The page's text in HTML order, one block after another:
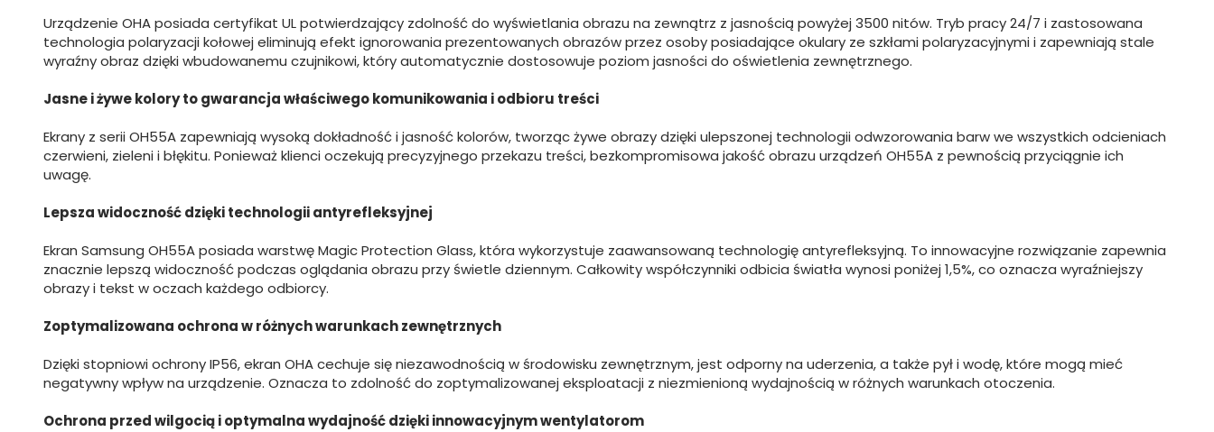
Urządzenie OHA posiada certyfikat UL potwierdzający zdolność do wyświetlania obrazu na zewnątrz z jasnością powyżej 3500 nitów. Tryb pracy 24/7 i zastosowana
technologia polaryzacji kołowej eliminują efekt ignorowania prezentowanych obrazów przez osoby posiadające okulary ze szkłami polaryzacyjnymi i zapewniają stale
wyraźny obraz dzięki wbudowanemu czujnikowi, który automatycznie dostosowuje poziom jasności do oświetlenia zewnętrznego.
Jasne i żywe kolory to gwarancja właściwego komunikowania i odbioru treści
Ekrany z serii OH55A zapewniają wysoką dokładność i jasność kolorów, tworząc żywe obrazy dzięki ulepszonej technologii odwzorowania barw we wszystkich odcieniach
czerwieni, zieleni i błękitu. Ponieważ klienci oczekują precyzyjnego przekazu treści, bezkompromisowa jakość obrazu urządzeń OH55A z pewnością przyciągnie ich
uwagę.
Lepsza widoczność dzięki technologii antyrefleksyjnej
Ekran Samsung OH55A posiada warstwę Magic Protection Glass, która wykorzystuje zaawansowaną technologię antyrefleksyjną. To innowacyjne rozwiązanie zapewnia
znacznie lepszą widoczność podczas oglądania obrazu przy świetle dziennym. Całkowity współczynniki odbicia światła wynosi poniżej 1,5%, co oznacza wyraźniejszy
obrazy i tekst w oczach każdego odbiorcy.
Zoptymalizowana ochrona w różnych warunkach zewnętrznych
Dzięki stopniowi ochrony IP56, ekran OHA cechuje się niezawodnością w środowisku zewnętrznym, jest odporny na uderzenia, a także pył i wodę, które mogą mieć
negatywny wpływ na urządzenie. Oznacza to zdolność do zoptymalizowanej eksploatacji z niezmienioną wydajnością w różnych warunkach otoczenia.
Ochrona przed wilgocią i optymalna wydajność dzięki innowacyjnym wentylatorom